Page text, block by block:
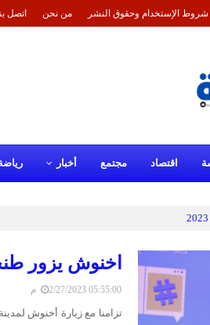
شروط الإستخدام وحقوق النشر من نحن اتصل
اقتصاد مجتمع أخبار
اخنوش يزور
2/27/2023 05:55:00 م
تزامنا مع زيارة أخنوش